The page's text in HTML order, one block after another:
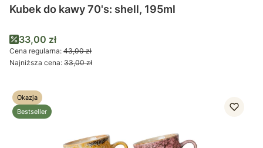
Kubek do kawy 70's: shell, 195ml
Cena promocyjna
33,00 zł
Cena regularna: 43,00 zł
Najniższa cena: 33,00 zł
Okazja
Bestseller